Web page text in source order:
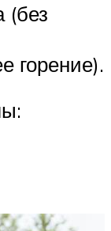
(без
горение).